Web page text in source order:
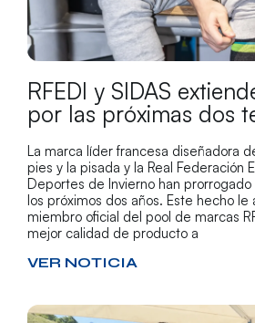
RFEDI y SIDAS
por las próximas dos
La marca líder francesa diseñadora
pies y la pisada y la Real Federación
Deportes de Invierno han
los próximos dos años. Este hecho le
miembro oficial del pool de marcas
mejor calidad de producto a
VER NOTICIA